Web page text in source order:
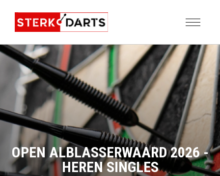
OPEN ALBLASSERWAARD 2026 -
HEREN SINGLES